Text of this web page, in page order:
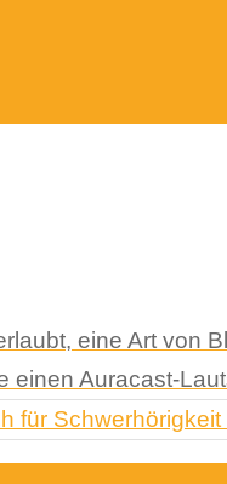
eine Art
Auracast-